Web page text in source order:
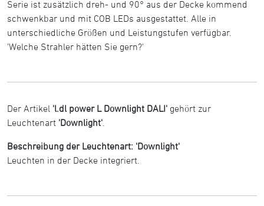
Serie ist zusätzlich dreh- und 90° aus der Decke kommend
schwenkbar und mit COB LEDs ausgestattet. Alle in
unterschiedliche Größen und Leistungstufen verfügbar.
'Welche Strahler hätten Sie gern?'
Der Artikel 'l.dl power L Downlight DALI' gehört zur
Leuchtenart 'Downlight'
Beschreibung der Leuchtenart: 'Downlight'
Leuchten in der Decke integriert.